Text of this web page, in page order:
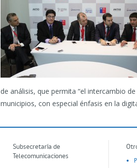
de análisis, que permita “el intercambio
municipios, con especial énfasis en la
Subsecretaría de
Telecomunicaciones